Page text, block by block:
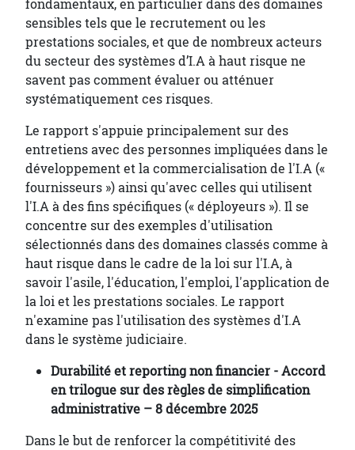
fondamentaux, en particulier dans des domaines
sensibles tels que le recrutement ou les
prestations sociales, et que de nombreux acteurs
du secteur des systèmes d’I.A à haut risque ne
savent pas comment évaluer ou atténuer
systématiquement ces risques.
Le rapport s'appuie principalement sur des
entretiens avec des personnes impliquées dans le
développement et la commercialisation de l'I.A («
fournisseurs ») ainsi qu'avec celles qui utilisent
l'I.A à des fins spécifiques (« déployeurs »). Il se
concentre sur des exemples d'utilisation
sélectionnés dans des domaines classés comme à
haut risque dans le cadre de la loi sur l'I.A, à
savoir l'asile, l'éducation, l'emploi, l'application de
la loi et les prestations sociales. Le rapport
n'examine pas l'utilisation des systèmes d'I.A
dans le système judiciaire.
Durabilité et reporting non financier - Accord
en trilogue sur des règles de simplification
administrative – 8 décembre 2025
Dans le but de renforcer la compétitivité des